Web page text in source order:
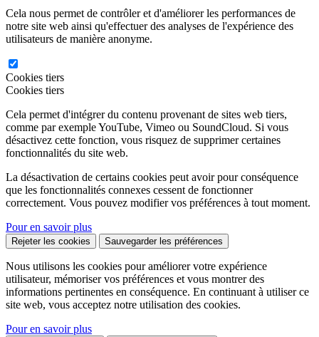
Cela nous permet de contrôler et d'améliorer les performances de
notre site web ainsi qu'effectuer des analyses de l'expérience des
utilisateurs de manière anonyme.
Cookies tiers
Cookies tiers
Cela permet d'intégrer du contenu provenant de sites web tiers,
comme par exemple YouTube, Vimeo ou SoundCloud. Si vous
désactivez cette fonction, vous risquez de supprimer certaines
fonctionnalités du site web.
La désactivation de certains cookies peut avoir pour conséquence
que les fonctionnalités connexes cessent de fonctionner
correctement. Vous pouvez modifier vos préférences à tout moment.
Pour en savoir plus
Rejeter les cookies Sauvegarder les préférences
Nous utilisons les cookies pour améliorer votre expérience
utilisateur, mémoriser vos préférences et vous montrer des
informations pertinentes en conséquence. En continuant à utiliser ce
site web, vous acceptez notre utilisation des cookies.
Pour en savoir plus